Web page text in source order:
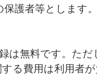
護者等とします
無料です。ただ
る費用は利用者